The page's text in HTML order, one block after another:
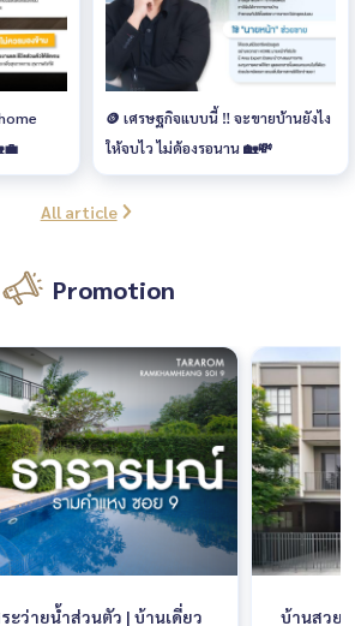
🪙 เศรษฐกิจแบบนี้ ‼ จะขายบ้านยังไง
ให้จบไว ไม่ต้องรอนาน 🏡💸
All article
Promotion
ะว่ายน้ำส่วนตัว | บ้านเดี่ยว บ้านสวยใ